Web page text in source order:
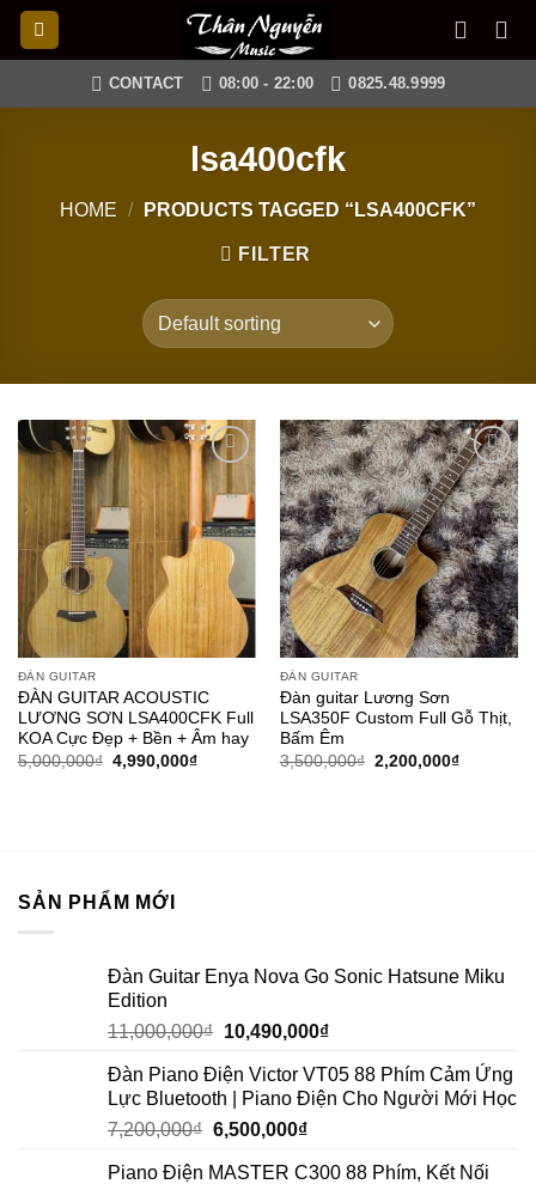
Skip
CONTACT 08:00 - 22:00 0825.48.9999
lsa400cfk
HOME / PRODUCTS TAGGED “LSA400CFK”
FILTER
Add to
wishlist
ĐÀN GUITAR
ĐÀN GUITAR ACOUSTIC
LƯƠNG SƠN LSA400CFK Full
KOA Cực Đẹp + Bền + Âm hay
5,000,000₫ 4,990,000₫
Add to
wishlist
ĐÀN GUITAR
Đàn guitar Lương Sơn
LSA350F Custom Full Gỗ Thịt,
Bấm Êm
3,500,000₫ 2,200,000₫
SẢN PHẨM MỚI
Đàn Guitar Enya Nova Go Sonic Hatsune Miku
Edition
11,000,000₫ 10,490,000₫
Đàn Piano Điện Victor VT05 88 Phím Cảm Ứng
Lực Bluetooth | Piano Điện Cho Người Mới Học
7,200,000₫ 6,500,000₫
Piano Điện MASTER C300 88 Phím, Kết Nối